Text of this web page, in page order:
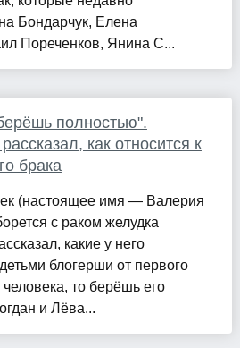
Бондарчук, Елена
Пореченков, Янина С...
полностью".
как относится к
брака
(настоящее имя — Валерия
с раком желудка
какие у него
блогерши от первого
то берёшь его
и Лёва...